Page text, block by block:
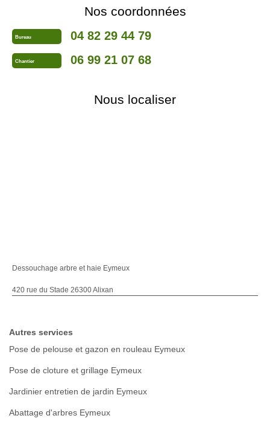
Nos coordonnées
Bureau 04 82 29 44 79
Chantier 06 99 21 07 68
Nous localiser
Dessouchage arbre et haie Eymeux
420 rue du Stade 26300 Alixan
Autres services
Pose de pelouse et gazon en rouleau Eymeux
Pose de cloture et grillage Eymeux
Jardinier entretien de jardin Eymeux
Abattage d'arbres Eymeux